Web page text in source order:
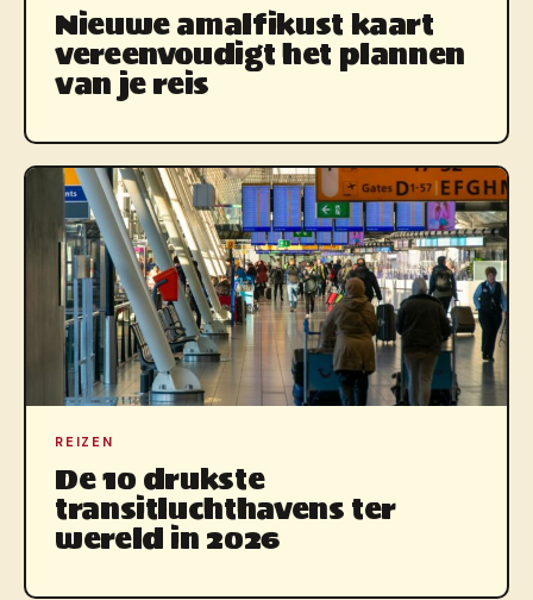
Nieuwe amalfikust kaart
vereenvoudigt het plannen
van je reis
REIZEN
De 10 drukste
transitluchthavens ter
wereld in 2026